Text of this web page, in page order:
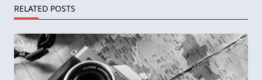
RELATED POSTS